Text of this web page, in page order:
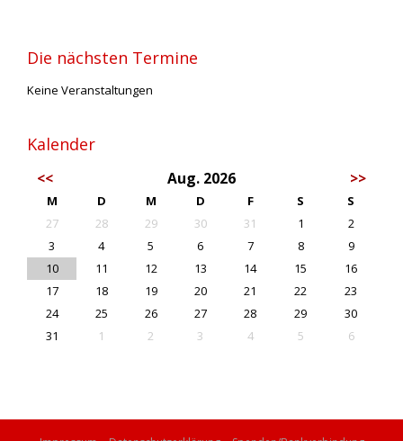
Die nächsten Termine
Keine Veranstaltungen
Kalender
<< Aug. 2026 >>
M D M D F S
S
27
28 29 30 31 1
2
3
4 5 6 7 8
9
10
11 12 13 14 15
16
17
18 19 20 21 22
23
24
25 26 27 28 29
30
31
1 2 3 4 5 6